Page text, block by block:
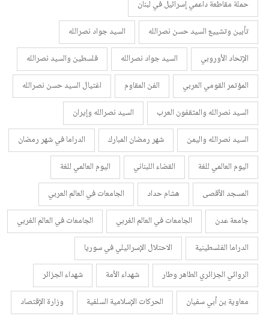
حملة مقاطعة داعمي إسرائيل في لبنان
تأبين وتشييع السيد حسن نصرالله
السيد جواد نصرالله
الإتحاد الأوروبي
السيد جواد نصرالله
فلسطين والسيد نصرالله
المؤتمر القومي العربي
الفن المقاوم
اغتيال السيد حسن نصرالله
السيد نصرالله والمثقفون العرب
السيد نصرالله وإيران
السيد نصرالله واليمن
شهر رمضان المبارك
الدراما في شهر رمضان
اليوم العالمي للغة
القضاء اللبناني
اليوم العالمي للغة
المسجد الأقصى
هشام حداد
الجامعات في العالم العربي
جامعة عدن
الجامعات في العالم الغربي
الجامعات في العالم الغربي
الدراما الفلسطينية
الاحتلال الإسرائيلي في سوريا
الروائي الجزائري الطاهر وطار
شهداء الأمة
شهداء الجزائر
معاوية بن أبي سفيان
الحركات الإسلامية السلفية
وزارة الإقتصاد